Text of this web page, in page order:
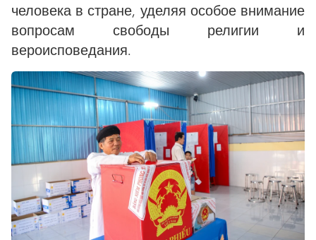
человека в стране, уделяя особое внимание
вопросам свободы религии и
вероисповедания.